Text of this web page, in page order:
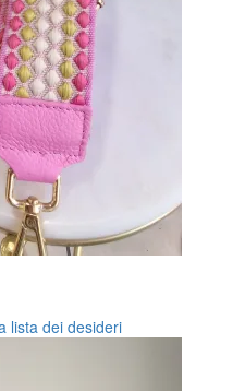
lista dei desideri